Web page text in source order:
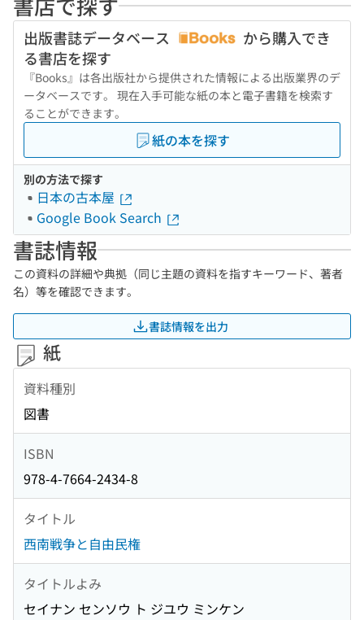
出版書誌データベース
から購入でき
る書店を探す
『Books』は各出版社から提供された情報による出版業界のデ
ータベースです。 現在入手可能な紙の本と電子書籍を検索す
ることができます。
紙の本を探す
別の方法で探す
日本の古本屋
Google Book Search
書誌情報
この資料の詳細や典拠（同じ主題の資料を指すキーワード、著者
名）等を確認できます。
書誌情報を出力
紙
資料種別
図書
ISBN
978-4-7664-2434-8
タイトル
西南戦争と自由民権
タイトルよみ
セイナン センソウ ト ジユウ ミンケン